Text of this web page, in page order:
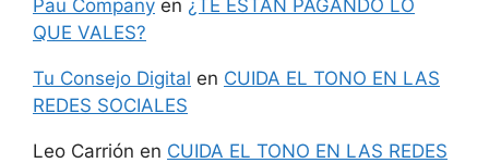
Pau Company en ¿TE ESTÁN PAGANDO LO
QUE VALES?
Tu Consejo Digital en CUIDA EL TONO EN LAS
REDES SOCIALES
Leo Carrión en CUIDA EL TONO EN LAS REDES